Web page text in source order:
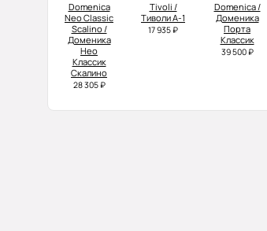
Domenica
Neo Classic
Scalino /
Доменика
Нео
Классик
Скалино
28 305 ₽
Tivoli /
Тиволи А-1
17 935 ₽
Domenica /
Доменика
Порта
Классик
39 500 ₽